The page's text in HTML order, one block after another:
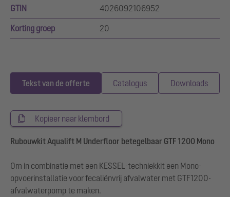
GTIN 4026092106952
Korting groep 20
Tekst van de offerte Catalogus Downloads
Kopieer naar klembord
Rubouwkit Aqualift M Underfloor betegelbaar GTF 1200 Mono
Om in combinatie met een KESSEL-techniekkit een Mono-
opvoerinstallatie voor fecaliënvrij afvalwater met GTF1200-
afvalwaterpomp te maken.